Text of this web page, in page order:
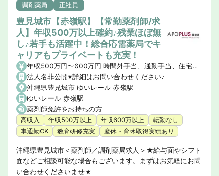
調剤薬局 正社員
豊見城市【赤嶺駅】【常勤薬剤師/求
人】年収500万以上確約♪残業ほぼ無
し♪若手も活躍中！総合応需薬局でキ
ャリアもプライベートも充実！
年収500万円〜600万円 時間外手当、通勤手当、住宅手当（社宅含）
法人名非公開※詳細はお問い合わせください♪
沖縄県豊見城市 ゆいレール 赤嶺駅
ゆいレール 赤嶺駅
薬剤師免許をお持ちの方
高収入 年収500万以上 年収600万以上
転勤なし
車通勤OK
教育研修充実 産休・育休取得実績あり
沖縄県豊見城市＜薬剤師／調剤薬局求人＞★給与面やシフト
面などご相談可能な場合もございます。まずはお気軽にお問
い合わせくださいませ★